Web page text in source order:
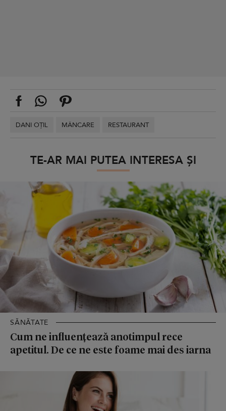
DANI OȚIL MÂNCARE RESTAURANT
TE-AR MAI PUTEA INTERESA ȘI
SĂNĂTATE
Cum ne influențează anotimpul rece
apetitul. De ce ne este foame mai des iarna